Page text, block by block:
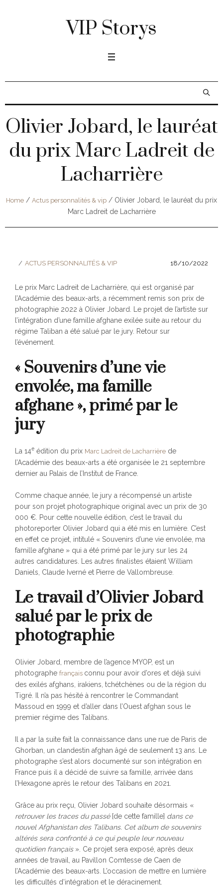
VIP Storys
Olivier Jobard, le lauréat
du prix Marc Ladreit de
Lacharrière
Home / Actus personnalités & vip / Olivier Jobard, le lauréat du prix
Marc Ladreit de Lacharrière
ACTUS PERSONNALITÉS & VIP 18/10/2022
Le prix Marc Ladreit de Lacharrière, qui est organisé par
l’Académie des beaux-arts, a récemment remis son prix de
photographie 2022 à Olivier Jobard. Le projet de l’artiste sur
l’intégration d’une famille afghane exilée suite au retour du
régime Taliban a été salué par le jury. Retour sur
l’événement.
« Souvenirs d’une vie
envolée, ma famille
afghane », primé par le
jury
La 14e édition du prix Marc Ladreit de Lacharrière de
l’Académie des beaux-arts a été organisée le 21 septembre
dernier au Palais de l’Institut de France.
Comme chaque année, le jury a récompensé un artiste
pour son projet photographique original avec un prix de 30
000 €. Pour cette nouvelle édition, c’est le travail du
photoreporter Olivier Jobard qui a été mis en lumière. C’est
en effet ce projet, intitulé « Souvenirs d’une vie envolée, ma
famille afghane » qui a été primé par le jury sur les 24
autres candidatures. Les autres finalistes étaient William
Daniels, Claude Iverné et Pierre de Vallombreuse.
Le travail d’Olivier Jobard
salué par le prix de
photographie
Olivier Jobard, membre de l’agence MYOP, est un
photographe français connu pour avoir d’ores et déjà suivi
des exilés afghans, irakiens, tchétchènes ou de la région du
Tigré. Il n’a pas hésité à rencontrer le Commandant
Massoud en 1999 et d’aller dans l’Ouest afghan sous le
premier régime des Talibans.
Il a par la suite fait la connaissance dans une rue de Paris de
Ghorban, un clandestin afghan âgé de seulement 13 ans. Le
photographe s’est alors documenté sur son intégration en
France puis il a décidé de suivre sa famille, arrivée dans
l’Hexagone après le retour des Talibans en 2021.
Grâce au prix reçu, Olivier Jobard souhaite désormais «
retrouver les traces du passé [de cette famille] dans ce
nouvel Afghanistan des Talibans. Cet album de souvenirs
altérés sera confronté à ce qui peuple leur nouveau
quotidien français». Ce projet sera exposé, après deux
années de travail, au Pavillon Comtesse de Caen de
l’Académie des beaux-arts. L’occasion de mettre en lumière
les difficultés d’intégration et le déracinement.